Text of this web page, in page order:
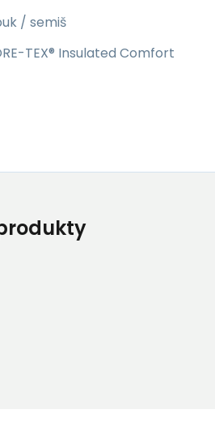
/ semiš
TEX® Insulated Comfort